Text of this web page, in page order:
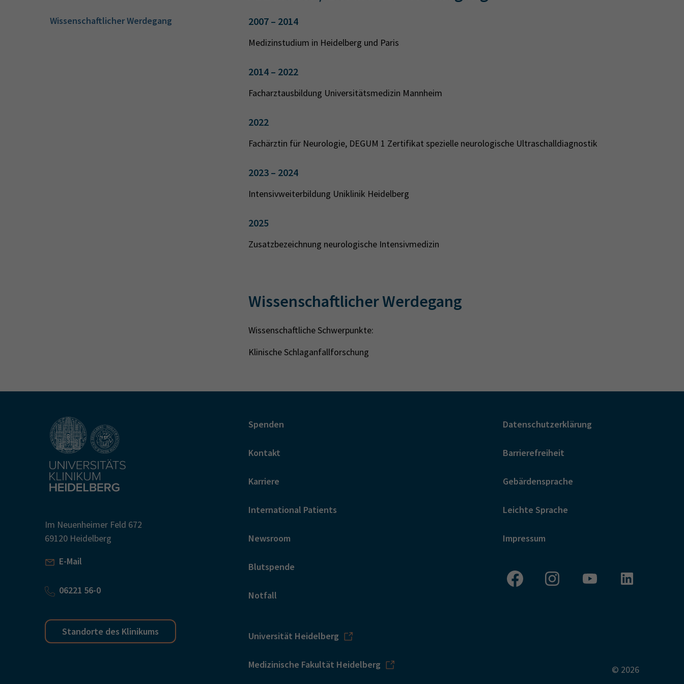
Wissenschaftlicher Werdegang 2007 – 2014
Medizinstudium in Heidelberg und Paris
2014 – 2022
Facharztausbildung Universitätsmedizin Mannheim
2022
Fachärztin für Neurologie, DEGUM 1 Zertifikat spezielle neurologische Ultraschalldiagnostik
2023 – 2024
Intensivweiterbildung Uniklinik Heidelberg
2025
Zusatzbezeichnung neurologische Intensivmedizin
Wissenschaftlicher Werdegang
Wissenschaftliche Schwerpunkte:
Klinische Schlaganfallforschung
Im Neuenheimer Feld 672
69120 Heidelberg
E-Mail
06221 56-0
Standorte des Klinikums
Spenden
Kontakt
Karriere
International Patients
Newsroom
Blutspende
Notfall
Universität Heidelberg
Medizinische Fakultät Heidelberg
Datenschutzerklärung
Barrierefreiheit
Gebärdensprache
Leichte Sprache
Impressum
© 2026